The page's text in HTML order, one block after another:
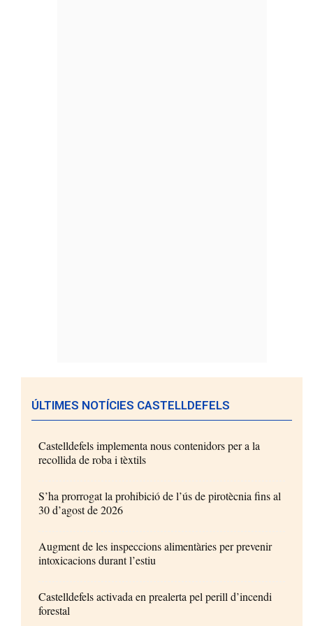
ÚLTIMES NOTÍCIES CASTELLDEFELS
Castelldefels implementa nous contenidors per a la
recollida de roba i tèxtils
S’ha prorrogat la prohibició de l’ús de pirotècnia fins al
30 d’agost de 2026
Augment de les inspeccions alimentàries per prevenir
intoxicacions durant l’estiu
Castelldefels activada en prealerta pel perill d’incendi
forestal